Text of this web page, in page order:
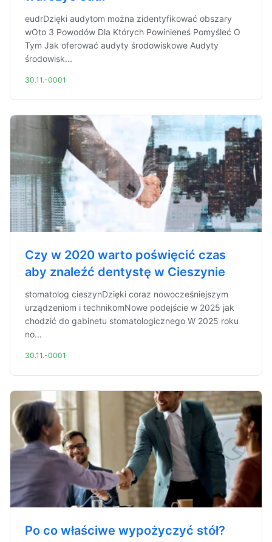
eudrDzięki audytom można zidentyfikować obszary
wOto 3 Powodów Dla Których Powinieneś Pomyśleć O
Tym Jak oferować audyty środowiskowe Audyty
środowisk...
30.11.-0001
Czy w 2020 warto poświęcić czas
aby znaleźć dentystę w Cieszynie
stomatolog cieszynDzięki coraz nowocześniejszym
urządzeniom i technikomNowe podejście w 2025 jak
chodzić do gabinetu stomatologicznego W 2025 roku
no...
30.11.-0001
Po co właściwe wypożyczyć stół?